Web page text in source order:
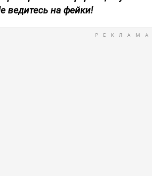
ведитесь на фейки!